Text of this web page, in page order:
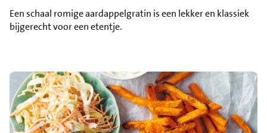
Een schaal romige aardappelgratin is een lekker en klassiek
bijgerecht voor een etentje.